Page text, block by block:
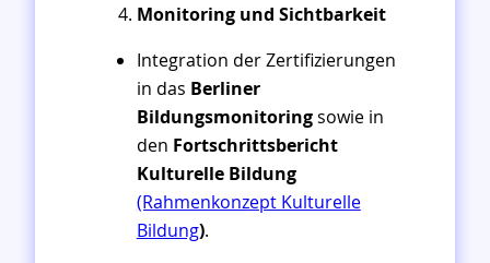
Monitoring und Sichtbarkeit
Integration der Zertifizierungen
in das Berliner
Bildungsmonitoringsowie in
den Fortschrittsbericht
Kulturelle Bildung
(Rahmenkonzept Kulturelle
Bildung).